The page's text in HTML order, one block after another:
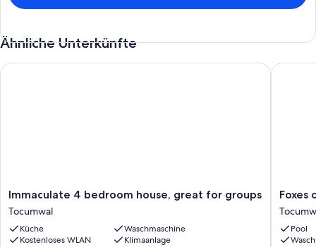
Ähnliche Unterkünfte
Immaculate
4
bedroom
house,
great
Immaculate 4 bedroom house, great for groups
Tocumwal
Küche
Waschmaschine
Kostenloses WLAN
Klimaanlage
Immaculate 4 bedroom house, great for groups
Foxes
on
the
Green
Foxes
Pool
Foxes